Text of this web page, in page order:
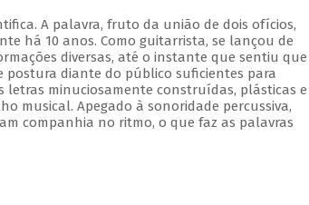
A palavra, fruto da união de dois ofícios,
há 10 anos. Como guitarrista, se lançou de
diversas, até o instante que sentiu que
postura diante do público suficientes para
letras minuciosamente construídas, plásticas e
musical. Apegado à sonoridade percussiva,
companhia no ritmo, o que faz as palavras